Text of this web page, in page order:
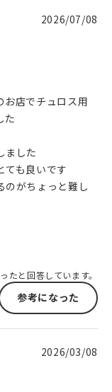
2026/07/08
お店でチュロス用
た
ました
ても良いです
のがちょっと難し
たと回答しています。
参考になった
2026/03/08